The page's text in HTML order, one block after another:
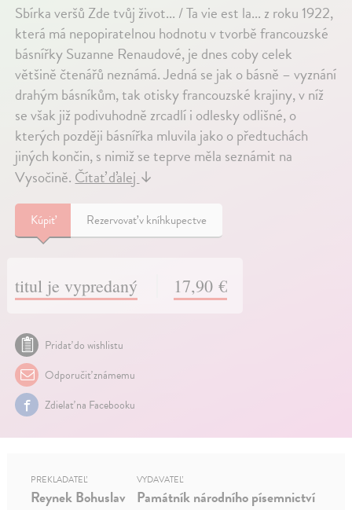
Sbírka veršů Zde tvůj život... / Ta vie est la... z roku 1922,
která má nepopiratelnou hodnotu v tvorbě francouzské
básnířky Suzanne Renaudové, je dnes coby celek
většině čtenářů neznámá. Jedná se jak o básně – vyznání
drahým básníkům, tak otisky francouzské krajiny, v níž
se však již podivuhodně zrcadlí i odlesky odlišné, o
kterých později básnířka mluvila jako o předtuchách
jiných končin, s nimiž se teprve měla seznámit na
Vysočině. Čítať ďalej ↓
Kúpiť Rezervovať v kníhkupectve
titul je vypredaný 17,90 €
Pridať do wishlistu
Odporučiť známemu
Zdielať na Facebooku
PREKLADATEĽ
Reynek Bohuslav
VYDAVATEĽ
Památník národního písemnictví